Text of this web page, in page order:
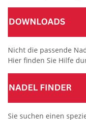
Nicht die passende
Hier finden Sie Hilfe
Sie suchen einen